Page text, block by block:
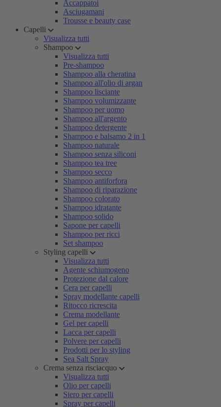
Accappatoi
Asciugamani
Trousse e beauty case
Capelli
Visualizza tutti
Shampoo
Visualizza tutti
Pre-shampoo
Shampoo alla cheratina
Shampoo all'olio di argan
Shampoo lisciante
Shampoo volumizzante
Shampoo per uomo
Shampoo all'argento
Shampoo detergente
Shampoo e balsamo 2 in 1
Shampoo naturale
Shampoo senza siliconi
Shampoo tea tree
Shampoo secco
Shampoo antiforfora
Shampoo di riparazione
Shampoo colorato
Shampoo idratante
Shampoo solido
Sapone per capelli
Shampoo per ricci
Set shampoo
Styling capelli
Visualizza tutti
Agente schiumogeno
Protezione dal calore
Cera per capelli
Spray modellante capelli
Ritocco ricrescita
Crema modellante
Gel per capelli
Lacca per capelli
Polvere per capelli
Prodotti per lo styling
Sea Salt Spray
Crema senza risciacquo
Visualizza tutti
Olio per capelli
Siero per capelli
Spray per capelli